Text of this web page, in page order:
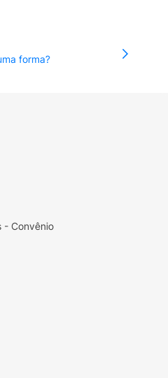
forma?
- Convênio